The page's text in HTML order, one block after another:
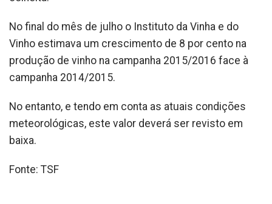
No final do mês de julho o Instituto da Vinha e do
Vinho estimava um crescimento de 8 por cento na
produção de vinho na campanha 2015/2016 face à
campanha 2014/2015.
No entanto, e tendo em conta as atuais condições
meteorológicas, este valor deverá ser revisto em
baixa.
Fonte: TSF